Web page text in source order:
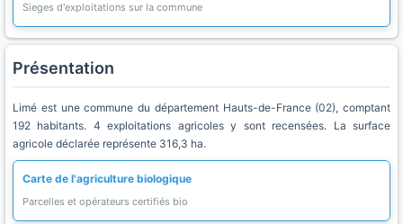
Sieges d'exploitations sur la commune
Présentation
Limé est une commune du département Hauts-de-France (02), comptant
192 habitants. 4 exploitations agricoles y sont recensées. La surface
agricole déclarée représente 316,3 ha.
Carte de l'agriculture biologique
Parcelles et opérateurs certifiés bio